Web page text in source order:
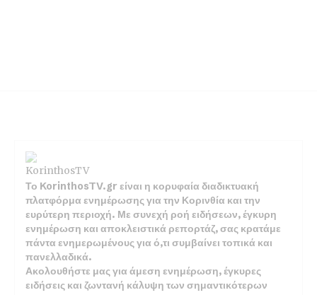
Το KorinthosTV.gr είναι η κορυφαία διαδικτυακή
πλατφόρμα ενημέρωσης για την Κορινθία και την
ευρύτερη περιοχή. Με συνεχή ροή ειδήσεων, έγκυρη
ενημέρωση και αποκλειστικά ρεπορτάζ, σας κρατάμε
πάντα ενημερωμένους για ό,τι συμβαίνει τοπικά και
πανελλαδικά.
Ακολουθήστε μας για άμεση ενημέρωση, έγκυρες
ειδήσεις και ζωντανή κάλυψη των σημαντικότερων